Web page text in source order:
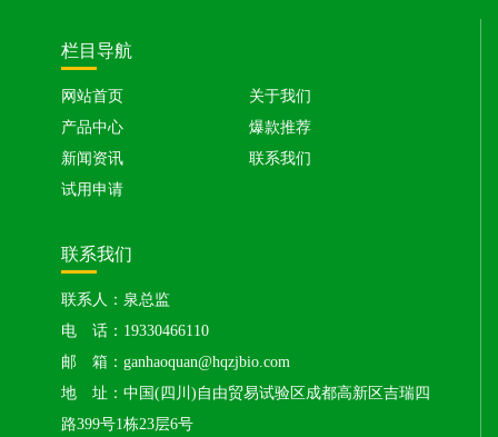
栏目导航
网站首页
关于我们
产品中心
爆款推荐
新闻资讯
联系我们
试用申请
联系我们
联系人：泉总监
电 话：19330466110
邮 箱：ganhaoquan@hqzjbio.com
地 址：中国(四川)自由贸易试验区成都高新区吉瑞四
路399号1栋23层6号